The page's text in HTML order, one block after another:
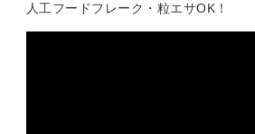
人工フードフレーク・粒エサOK！